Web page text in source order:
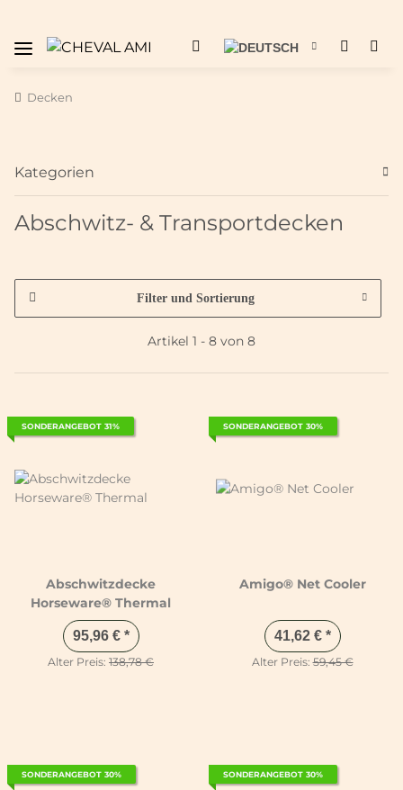
Decken
Abschwitz- & Transportdecken
Filter und Sortierung
Artikel 1 - 8 von 8
SONDERANGEBOT 31%
Abschwitzdecke
Horseware® Thermal
95,96 € *
Alter Preis: 138,78 €
SONDERANGEBOT 30%
Amigo® Net Cooler
41,62 € *
Alter Preis:59,45 €
SONDERANGEBOT 30% SONDERANGEBOT 30%
Kategorien